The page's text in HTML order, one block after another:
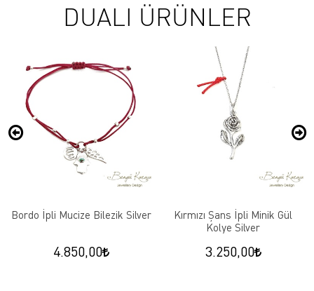
DUALI ÜRÜNLER
Bordo İpli Mucize Bilezik Silver
4.850,00
Kırmızı Şans İpli Minik Gül
Kolye Silver
3.250,00